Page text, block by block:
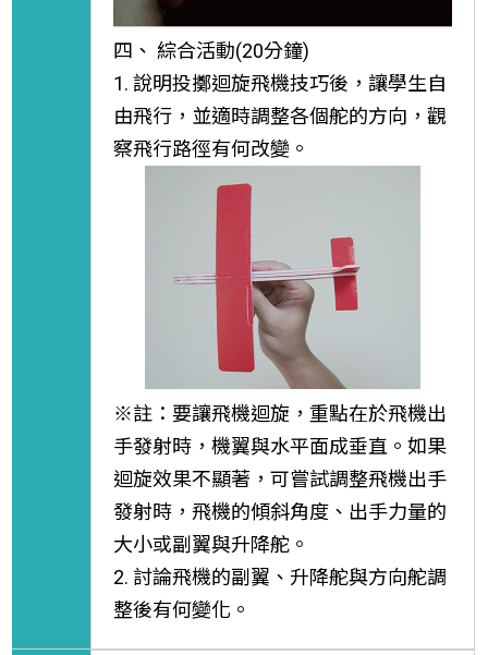
四、 綜合活動(20分鐘)
1. 說明投擲迴旋飛機技巧後，讓學生自
由飛行，並適時調整各個舵的方向，觀
察飛行路徑有何改變。
※註：要讓飛機迴旋，重點在於飛機出
手發射時，機翼與水平面成垂直。如果
迴旋效果不顯著，可嘗試調整飛機出手
發射時，飛機的傾斜角度、出手力量的
大小或副翼與升降舵。
2. 討論飛機的副翼、升降舵與方向舵調
整後有何變化。